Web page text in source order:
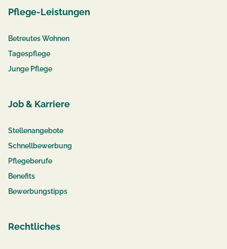
Pflege-Leistungen
Betreutes Wohnen
Tagespflege
Junge Pflege
Job & Karriere
Stellenangebote
Schnellbewerbung
Pflegeberufe
Benefits
Bewerbungstipps
Rechtliches